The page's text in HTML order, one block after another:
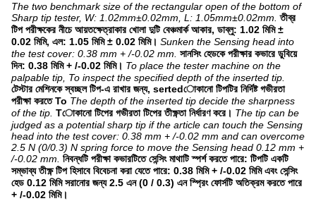
The two benchmark size of the rectangular open of the bottom of
Sharp tip tester, W: 1.02mm±0.02mm, L: 1.05mm±0.02mm. তীব্র
টিপ পরীক্ষকের নীচে আয়তক্ষেত্রাকার খোলা দুটি বেঞ্চমার্ক আকার, ডাব্লু: 1.02 মিমি ±
0.02 মিমি, এল: 1.05 মিমি ± 0.02 মিমি। Sunken the Sensing head into
the test cover: 0.38 mm + /-0.02 mm. সানসিং হেডকে পরীক্ষার কভারে ডুবিয়ে
দিন: 0.38 মিমি + /-0.02 মিমি। To place the tester machine on the
palpable tip, To inspect the specified depth of the inserted tip.
টেস্টার মেশিনকে স্বচ্ছল টিপ-এ রাখার জন্য, sertedোকানো টিপটির নির্দিষ্ট গভীরতা
পরীক্ষা করতে To The depth of the inserted tip decide the sharpness
of the tip. Tোকানো টিপের গভীরতা টিপের তীক্ষ্ণতা নির্ধারণ করে। The tip can be
judged as a potential sharp tip if the article can touch the Sensing
head into the test cover: 0.38 mm + /-0.02 mm and can overcome
2.5 N (0/0.3) N spring force to move the Sensing head 0.12 mm +
/-0.02 mm. নিবন্ধটি পরীক্ষা কভারটিতে সেন্সিং মাথাটি স্পর্শ করতে পারে: টিপটি একটি
সম্ভাব্য তীক্ষ্ণ টিপ হিসাবে বিবেচনা করা যেতে পারে: 0.38 মিমি + /-0.02 মিমি এবং সেন্সিং
হেড 0.12 মিমি সরানোর জন্য 2.5 এন (0 / 0.3) এন স্প্রিং ফোর্সটি অতিক্রম করতে পারে
+ /-0.02 মিমি।